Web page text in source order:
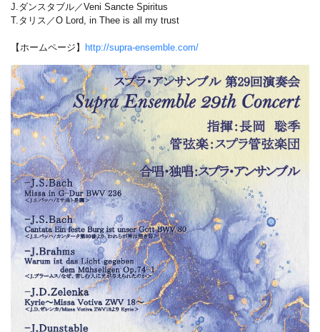
J.ダンスタブル／Veni Sancte Spiritus
T.タリス／O Lord, in Thee is all my trust
【ホームページ】 http://supra-ensemble.com/